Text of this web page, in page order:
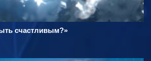
счастливым?»